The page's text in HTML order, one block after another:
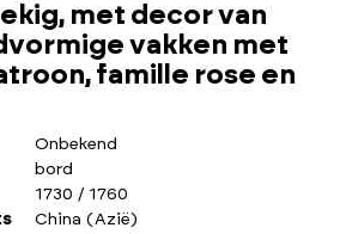
met decor van
vakken met
famille rose en
Onbekend
bord
1730 / 1760
China (Azië)